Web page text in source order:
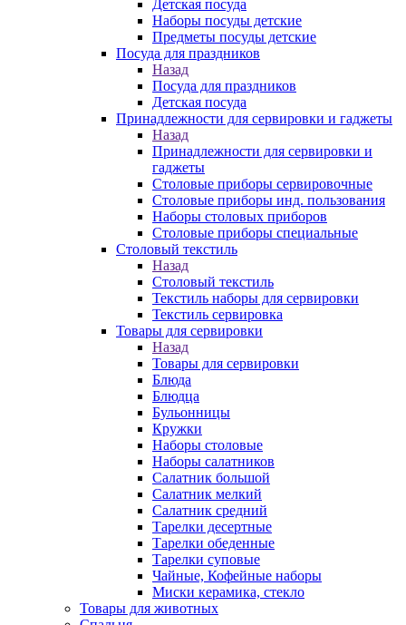
Детская посуда
Наборы посуды детские
Предметы посуды детские
Посуда для праздников
Назад
Посуда для праздников
Детская посуда
Принадлежности для сервировки и гаджеты
Назад
Принадлежности для сервировки и
гаджеты
Столовые приборы сервировочные
Столовые приборы инд. пользования
Наборы столовых приборов
Столовые приборы специальные
Столовый текстиль
Назад
Столовый текстиль
Текстиль наборы для сервировки
Текстиль сервировка
Товары для сервировки
Назад
Товары для сервировки
Блюда
Блюдца
Бульонницы
Кружки
Наборы столовые
Наборы салатников
Салатник большой
Салатник мелкий
Салатник средний
Тарелки десертные
Тарелки обеденные
Тарелки суповые
Чайные, Кофейные наборы
Миски керамика, стекло
Товары для животных